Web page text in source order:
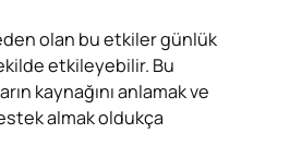
olan bu etkiler günlük
etkileyebilir. Bu
kaynağını anlamak ve
almak oldukça